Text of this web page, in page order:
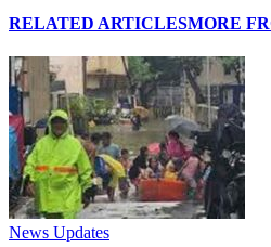
RELATED ARTICLESMORE
News Updates